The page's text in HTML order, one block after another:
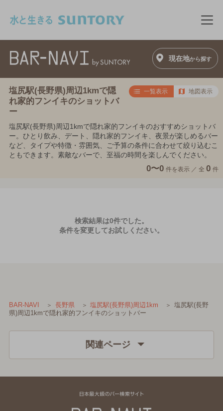
メ
現在地から探す
塩尻駅(長野県)周辺1kmで隠
れ家的フンイキのショットバ
ー
一覧表示 地図表示
塩尻駅(長野県)周辺1kmで隠れ家的フンイキのおすすめショットバ
ー。ひとり飲み、デート、隠れ家的フンイキ、夜景が楽しめるバー
など、タイプや特徴・雰囲気、ご予算の条件に合わせて絞り込むこ
ともできます。素敵なバーで、至福の時間を楽しんでください。
0〜0 件を表示 ／ 全 0 件
検索結果は0件でした。
条件を変更してお試しください。
BAR-NAVI 長野県 塩尻駅(長野県)周辺1km
塩尻駅(長野
県)周辺1kmで隠れ家的フンイキのショットバー
関連ページ